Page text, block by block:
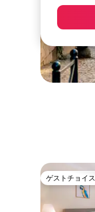
ゲストチョイス
ゲストチョイス